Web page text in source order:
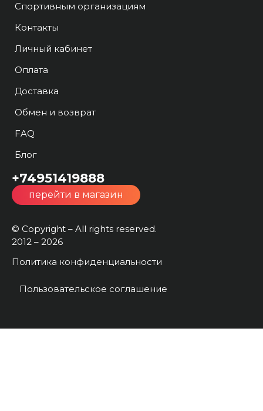
Спортивным организациям
Контакты
Личный кабинет
Оплата
Доставка
Обмен и возврат
FAQ
Блог
+74951419888
перейти в магазин
© Copyright – All rights reserved.
2012 – 2026
Политика конфиденциальности
Пользовательское соглашение